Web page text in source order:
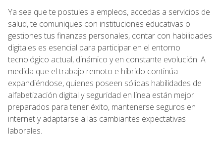
Ya sea que te postules a empleos, accedas a servicios de
salud, te comuniques con instituciones educativas o
gestiones tus finanzas personales, contar con habilidades
digitales es esencial para participar en el entorno
tecnológico actual, dinámico y en constante evolución. A
medida que el trabajo remoto e híbrido continúa
expandiéndose, quienes poseen sólidas habilidades de
alfabetización digital y seguridad en línea están mejor
preparados para tener éxito, mantenerse seguros en
internet y adaptarse a las cambiantes expectativas
laborales.